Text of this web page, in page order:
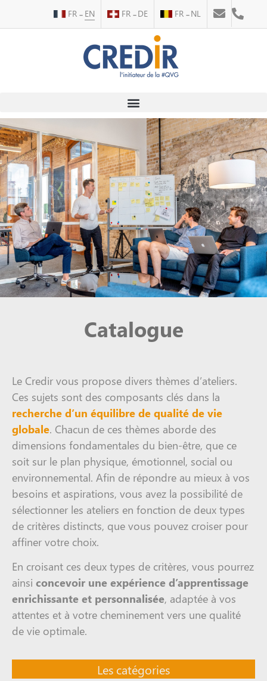
FR EN FR DE FR NL
Catalogue
Le Credir vous propose divers thèmes d’ateliers.
Ces sujets sont des composants clés dans la
recherche d’un équilibre de qualité de vie
globale. Chacun de ces thèmes aborde des
dimensions fondamentales du bien-être, que ce
soit sur le plan physique, émotionnel, social ou
environnemental. Afin de répondre au mieux à vos
besoins et aspirations, vous avez la possibilité de
sélectionner les ateliers en fonction de deux types
de critères distincts, que vous pouvez croiser pour
affiner votre choix.
En croisant ces deux types de critères, vous pourrez
ainsi concevoir une expérience d’apprentissage
enrichissante et personnalisée, adaptée à vos
attentes et à votre cheminement vers une qualité
de vie optimale.
Les catégories